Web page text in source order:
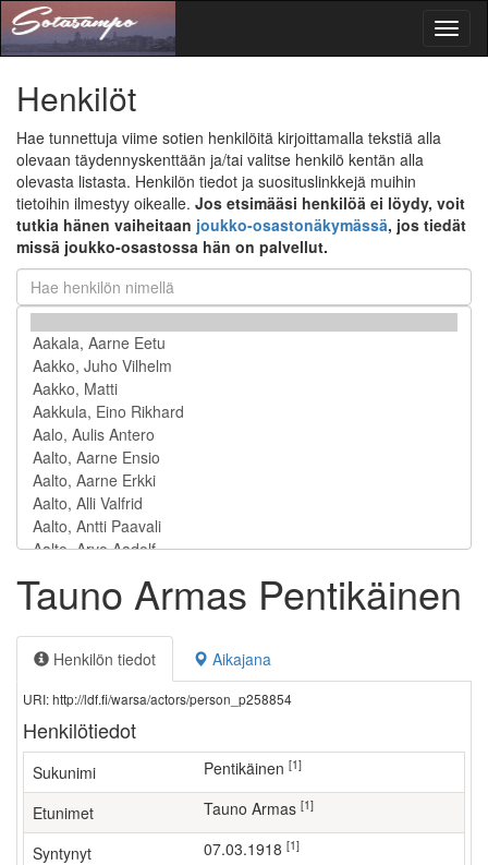
Henkilöt
Hae tunnettuja viime sotien henkilöitä kirjoittamalla tekstiä alla
olevaan täydennyskenttään ja/tai valitse henkilö kentän alla
olevasta listasta. Henkilön tiedot ja suosituslinkkejä muihin
tietoihin ilmestyy oikealle. Jos etsimääsi henkilöä ei löydy, voit
tutkia hänen vaiheitaan joukko-osastonäkymässä, jos tiedät
missä joukko-osastossa hän on palvellut.
Tauno Armas Pentikäinen
Henkilön tiedot Aikajana
URI: http://ldf.fi/warsa/actors/person_p258854
Henkilötiedot
Sukunimi Pentikäinen [1]
Etunimet Tauno Armas [1]
Syntynyt 07.03.1918 [1]